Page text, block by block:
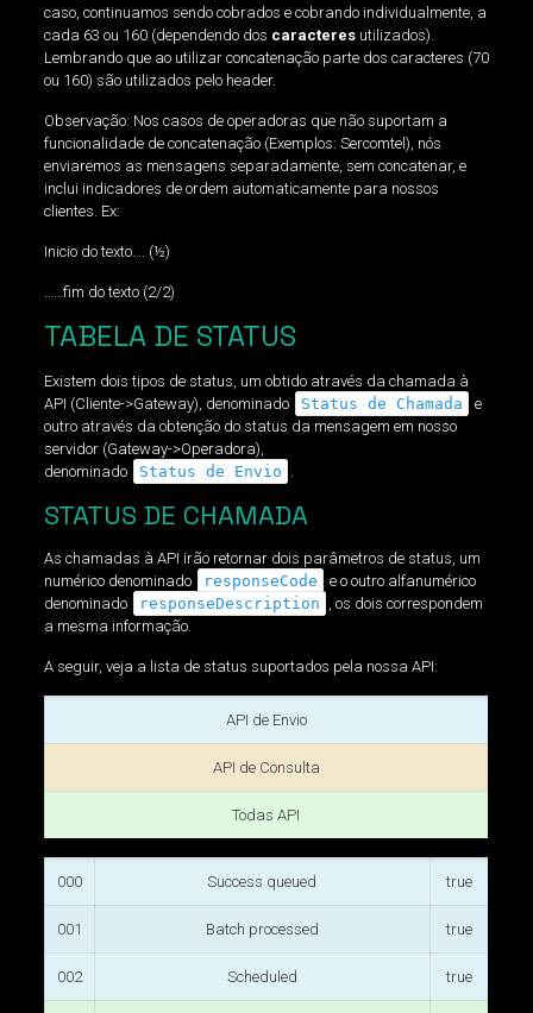
caso, continuamos sendo cobrados e cobrando individualmente, a
cada 63 ou 160 (dependendo dos caracteresutilizados).
Lembrando que ao utilizar concatenação parte dos caracteres (70
ou 160) são utilizados pelo header.
Observação: Nos casos de operadoras que não suportam a
funcionalidade de concatenação (Exemplos: Sercomtel), nós
enviaremos as mensagens separadamente, sem concatenar, e
inclui indicadores de ordem automaticamente para nossos
clientes. Ex:
Inicio do texto…. (½)
……fim do texto (2/2)
TABELA DE STATUS
Existem dois tipos de status, um obtido através da chamada à
API (Cliente->Gateway), denominado
Status de Chamada
e
outro através da obtenção do status da mensagem em nosso
servidor (Gateway->Operadora),
denominado
Status de Envio
STATUS DE CHAMADA
As chamadas à API irão retornar dois parâmetros de status, um
numérico denominado
responseCode
e o outro alfanumérico
denominado
responseDescription
, os dois correspondem
a mesma informação.
A seguir, veja a lista de status suportados pela nossa API:
API de Envio
API de Consulta
Todas API
000 Success queued true
001 Batch processed true
002 Scheduled true